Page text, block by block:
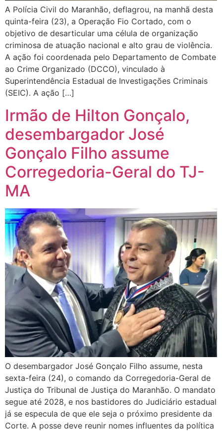
A Polícia Civil do Maranhão, deflagrou, na manhã desta
quinta-feira (23), a Operação Fio Cortado, com o
objetivo de desarticular uma célula de organização
criminosa de atuação nacional e alto grau de violência.
A ação foi coordenada pelo Departamento de Combate
ao Crime Organizado (DCCO), vinculado à
Superintendência Estadual de Investigações Criminais
(SEIC). A ação […]
Irmão de Hilton Gonçalo,
desembargador José
Gonçalo Filho assume
Corregedoria-Geral do TJ-
MA
O desembargador José Gonçalo Filho assume, nesta
sexta-feira (24), o comando da Corregedoria-Geral de
Justiça do Tribunal de Justiça do Maranhão. O mandato
segue até 2028, e nos bastidores do Judiciário estadual
já se especula de que ele seja o próximo presidente da
Corte. A posse deve reunir nomes influentes da política